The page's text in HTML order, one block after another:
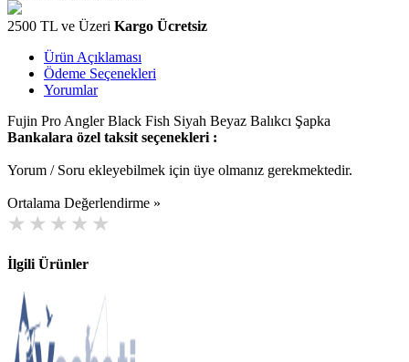
2500 TL ve Üzeri Kargo Ücretsiz
Ürün Açıklaması
Ödeme Seçenekleri
Yorumlar
Fujin Pro Angler Black Fish Siyah Beyaz Balıkcı Şapka
Bankalara özel taksit seçenekleri :
Yorum / Soru ekleyebilmek için üye olmanız gerekmektedir.
Ortalama Değerlendirme »
İlgili Ürünler